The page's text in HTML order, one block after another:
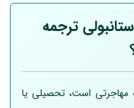
ترجمه
مهاجرتی است، تحصیلی یا